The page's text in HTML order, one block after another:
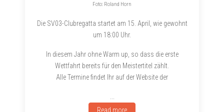
Foto: Roland Horn
Die SV03-Clubregatta startet am 15. April, wie gewohnt
um 18:00 Uhr.
In diesem Jahr ohne Warm up, so dass die erste
Wettfahrt bereits für den Meistertitel zählt.
Alle Termine findet Ihr auf der Website der
Read more